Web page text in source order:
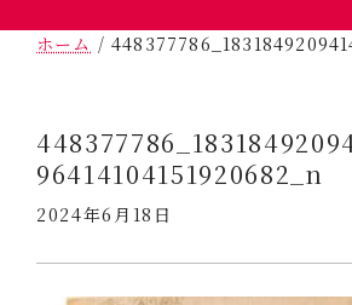
ホーム /
96414104151920682_n
2024年6月18日